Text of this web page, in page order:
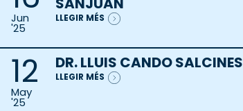
Jun
'25
LLEGIR MÉS
12
May
'25
DR. LLUIS CANDO SALCINES
LLEGIR MÉS